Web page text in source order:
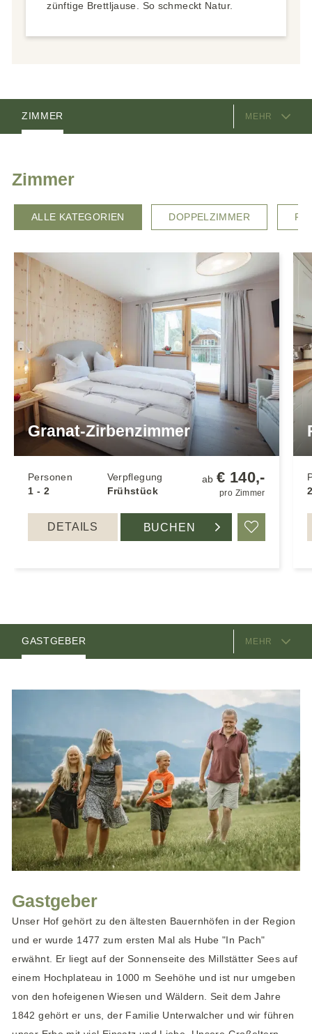
zünftige Brettljause. So schmeckt Natur.
MEHR
AUSSTATTUNG
ZIMMER
Zimmer
ALLE KATEGORIEN DOPPELZIMMER
Granat-Zirbenzimmer
Personen
1 - 2
Verpflegung
Frühstück
ab€ 140,-
pro Zimmer
DETAILS BUCHEN
MEHR
AUSSTATTUNG
ZIMMER
GASTGEBER
Gastgeber
Unser Hof gehört zu den ältesten Bauernhöfen in der Region
und er wurde 1477 zum ersten Mal als Hube "In Pach"
erwähnt. Er liegt auf der Sonnenseite des Millstätter Sees auf
einem Hochplateau in 1000 m Seehöhe und ist nur umgeben
von den hofeigenen Wiesen und Wäldern. Seit dem Jahre
1842 gehört er uns, der Familie Unterwalcher und wir führen